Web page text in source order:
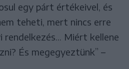
egy párt értékeivel, és
teheti, mert nincs erre
Miért kellene
És megegyeztünk” –